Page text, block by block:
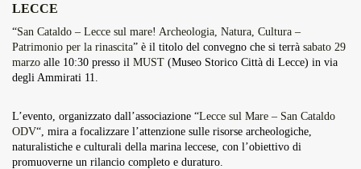
LECCE
“San Cataldo – Lecce sul mare! Archeologia, Natura, Cultura –
Patrimonio per la rinascita” è il titolo del convegno che si terrà sabato 29
marzo alle 10:30 presso il MUST (Museo Storico Città di Lecce) in via
degli Ammirati 11.
L’evento, organizzato dall’associazione “Lecce sul Mare – San Cataldo
ODV“, mira a focalizzare l’attenzione sulle risorse archeologiche,
naturalistiche e culturali della marina leccese, con l’obiettivo di
promuoverne un rilancio completo e duraturo.